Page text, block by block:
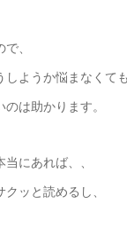
、
ようか悩まなくて
は助かります。
にあれば、、
ッと読めるし、